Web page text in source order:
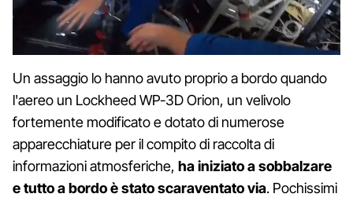
Un assaggio lo hanno avuto proprio a bordo quando
l'aereo un Lockheed WP-3D Orion, un velivolo
fortemente modificato e dotato di numerose
apparecchiature per il compito di raccolta di
informazioni atmosferiche, ha iniziato a sobbalzare
e tutto a bordo è stato scaraventato via. Pochissimi